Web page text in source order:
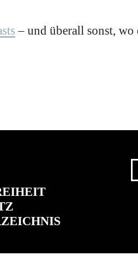
– und überall sonst, wo